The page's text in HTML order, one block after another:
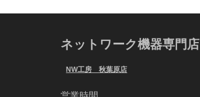
ネットワーク機器専門店
NW工房 秋葉原店